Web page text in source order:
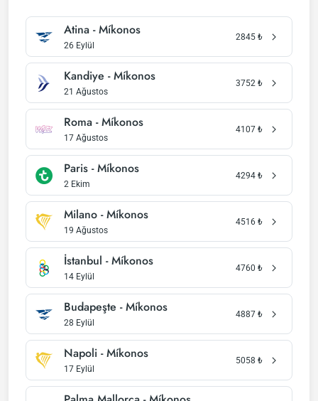
Atina - Míkonos
26 Eylül
2845 ₺
Kandiye - Míkonos
21 Ağustos
3752 ₺
Roma - Míkonos
17 Ağustos
4107 ₺
Paris - Míkonos
2 Ekim
4294 ₺
Milano - Míkonos
19 Ağustos
4516 ₺
İstanbul - Míkonos
14 Eylül
4760 ₺
Budapeşte - Míkonos
28 Eylül
4887 ₺
Napoli - Míkonos
17 Eylül
5058 ₺